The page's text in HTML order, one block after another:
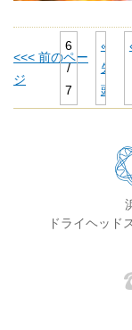
<<< 前のペー
ジ
6
/
7
«
先
頭
ドライヘッド